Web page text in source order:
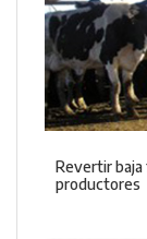
Revertir baja
productores